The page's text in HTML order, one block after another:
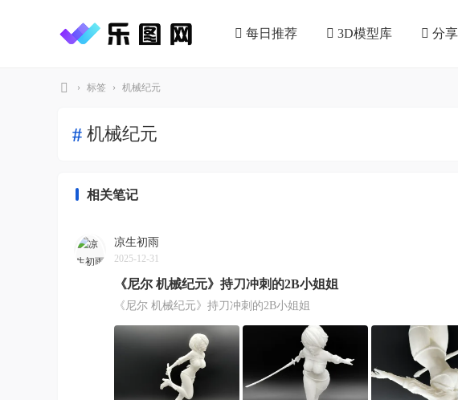
每日推荐 3D模型库 分
› 标签 › 机械纪元
# 机械纪元
相关笔记
凉生初雨
2025-12-31
《尼尔 机械纪元》持刀冲刺的2B小姐姐
《尼尔 机械纪元》持刀冲刺的2B小姐姐